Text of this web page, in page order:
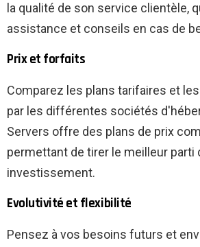
la qualité de son service clientèle,
assistance et conseils en cas de
Prix et forfaits
Comparez les plans tarifaires et
par les différentes sociétés
Servers offre des plans de prix
permettant de tirer le meilleur parti
investissement.
Evolutivité et flexibilité
Pensez à vos besoins futurs et